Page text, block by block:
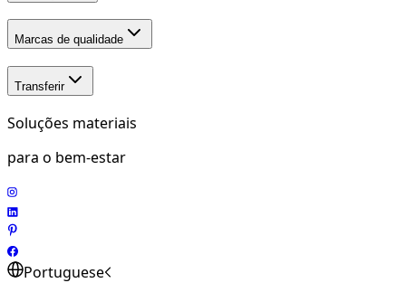
Marcas de qualidade
Transferir
Soluções materiais
para o bem-estar
Portuguese